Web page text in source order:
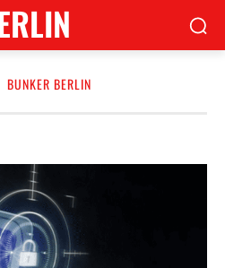
BUNKER BERLIN